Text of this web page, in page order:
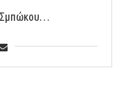
Σμπώκου…